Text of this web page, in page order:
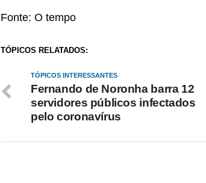
Fonte: O tempo
TÓPICOS RELATADOS:
TÓPICOS INTERESSANTES
Fernando de Noronha barra 12
servidores públicos infectados
pelo coronavírus